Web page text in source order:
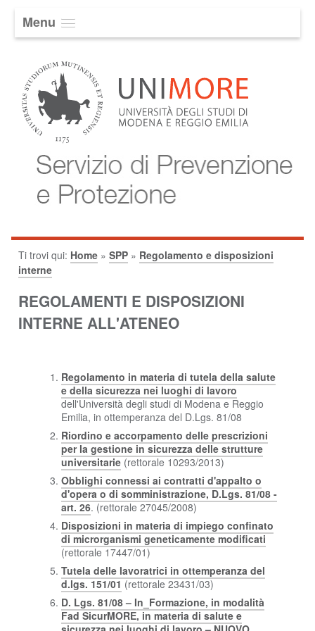
Menu
Ti trovi qui: Home » SPP » Regolamento e disposizioni
interne
REGOLAMENTI E DISPOSIZIONI
INTERNE ALL'ATENEO
Regolamento in materia di tutela della salute
e della sicurezza nei luoghi di lavoro
dell'Università degli studi di Modena e Reggio
Emilia, in ottemperanza del D.Lgs. 81/08
Riordino e accorpamento delle prescrizioni
per la gestione in sicurezza delle strutture
universitarie (rettorale 10293/2013)
Obblighi connessi ai contratti d'appalto o
d'opera o di somministrazione, D.Lgs. 81/08 -
art. 26. (rettorale 27045/2008)
Disposizioni in materia di impiego confinato
di microrganismi geneticamente modificati
(rettorale 17447/01)
Tutela delle lavoratrici in ottemperanza del
d.lgs. 151/01(rettorale 23431/03)
D. Lgs. 81/08 – In_Formazione, in modalità
Fad SicurMORE, in materia di salute e